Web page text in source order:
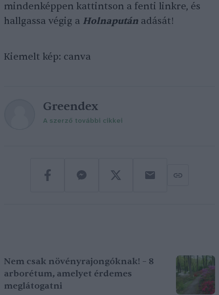
mindenképpen kattintson a fenti linkre, és
hallgassa végig a Holnapután adását!
Kiemelt kép: canva
Greendex
A szerző további cikkei
Nem csak növényrajongóknak! – 8
arborétum, amelyet érdemes
meglátogatni